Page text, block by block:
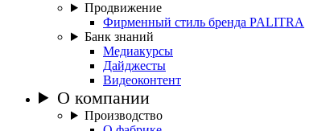
Продвижение
Фирменный стиль бренда PALITRA
Банк знаний
Медиакурсы
Дайджесты
Видеоконтент
О компании
Производство